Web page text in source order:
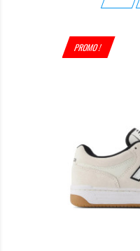
PROMO !